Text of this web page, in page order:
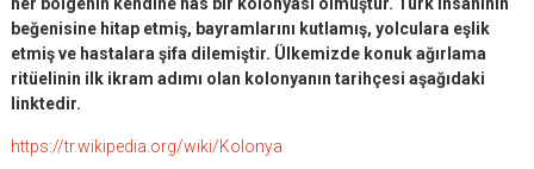
beğenisine hitap etmiş, bayramlarını kutlamış, yolculara eşlik
etmiş ve hastalara şifa dilemiştir. Ülkemizde konuk ağırlama
ritüelinin ilk ikram adımı olan kolonyanın tarihçesi aşağıdaki
linktedir.
https://tr.wikipedia.org/wiki/Kolonya